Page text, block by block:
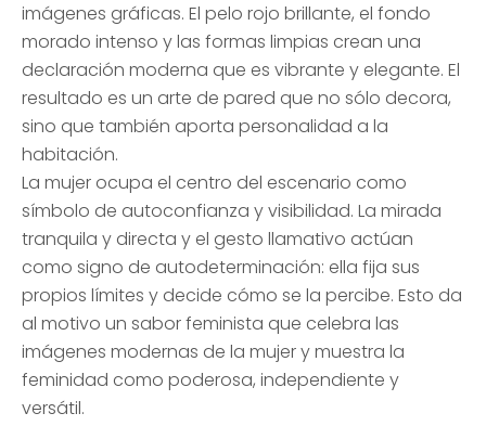
imágenes gráficas. El pelo rojo brillante, el fondo
morado intenso y las formas limpias crean una
declaración moderna que es vibrante y elegante. El
resultado es un arte de pared que no sólo decora,
sino que también aporta personalidad a la
habitación.
La mujer ocupa el centro del escenario como
símbolo de autoconfianza y visibilidad. La mirada
tranquila y directa y el gesto llamativo actúan
como signo de autodeterminación: ella fija sus
propios límites y decide cómo se la percibe. Esto da
al motivo un sabor feminista que celebra las
imágenes modernas de la mujer y muestra la
feminidad como poderosa, independiente y
versátil.